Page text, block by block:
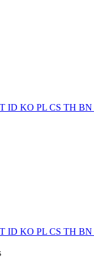
ID KO PL CS TH BN
ID KO PL CS TH BN